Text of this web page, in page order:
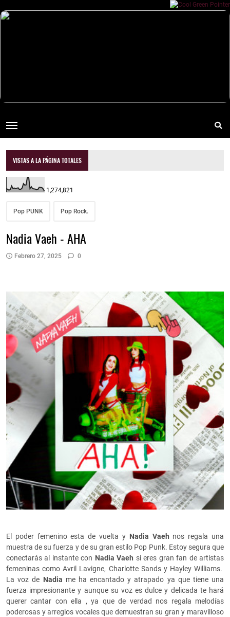
VISTAS A LA PÁGINA TOTALES
1,274,821
Pop PUNK Pop Rock.
Nadia Vaeh - AHA
Febrero 27, 2025 0
El poder femenino esta de vuelta y Nadia Vaeh nos regala una
muestra de su fuerza y de su gran estilo Pop Punk. Estoy segura que
conectarás al instante con Nadia Vaeh si eres gran fan de artistas
femeninas como Avril Lavigne, Charlotte Sands y Hayley Williams.
La voz de Nadia me ha encantado y atrapado ya que tiene una
fuerza impresionante y aunque su voz es dulce y delicada te hará
querer cantar con ella , ya que de verdad nos regala melodías
poderosas y arreglos vocales que demuestran su gran y maravilloso